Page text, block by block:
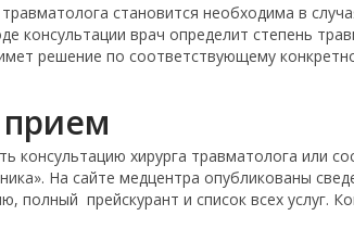
становится необходима в
консультации врач определит степень
решение по соответствующему
консультацию хирурга травматолога или
На сайте медцентра опубликованы
полный прейскурант и список всех услуг.